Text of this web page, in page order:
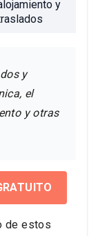
y
y
el
y otras
de estos